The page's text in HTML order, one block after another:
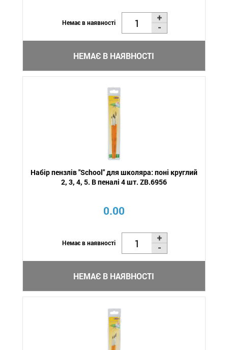
Немає в наявності
НЕМАЄ В НАЯВНОСТІ
Набір пензлів "School" для школяра: поні круглий
2, 3, 4, 5. В пеналі 4 шт. ZB.6956
0.00
Немає в наявності
НЕМАЄ В НАЯВНОСТІ